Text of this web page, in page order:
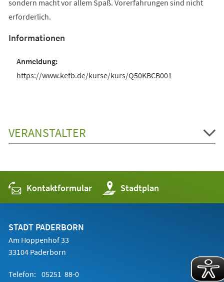
sondern macht vor allem Spaß. Vorerfahrungen sind nicht
erforderlich.
Informationen
https://www.kefb.de/kurse/kurs/Q50KBCB001
VERANSTALTER
Kontaktformular Stadtplan
(Öffnet
in
einem
STADT PADERBORN
Am Hoppenhof 33
33104 Paderborn
Telefon: 05251 88-0